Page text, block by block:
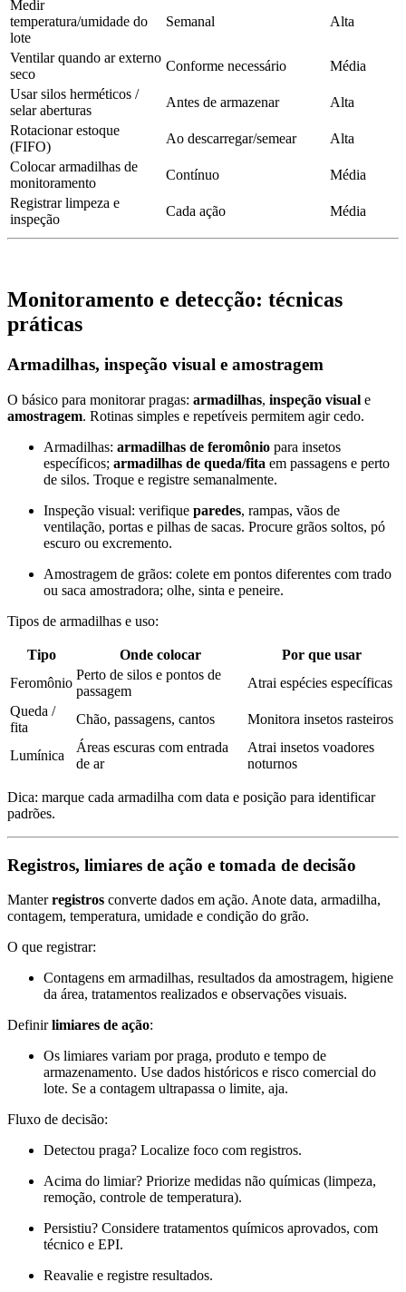
Medir
temperatura/umidade do
lote
Semanal Alta
Ventilar quando ar externo
seco
Conforme necessário
Média
Usar silos herméticos /
selar aberturas
Antes de armazenar
Alta
Rotacionar estoque
(FIFO)
Ao descarregar/semear
Alta
Colocar armadilhas de
monitoramento
Contínuo
Média
Registrar limpeza e
inspeção
Cada ação Média
Monitoramento e detecção: técnicas
práticas
Armadilhas, inspeção visual e amostragem
O básico para monitorar pragas: armadilhas, inspeção visual e
amostragem. Rotinas simples e repetíveis permitem agir cedo.
Armadilhas: armadilhas de feromônio para insetos
específicos; armadilhas de queda/fita em passagens e perto
de silos. Troque e registre semanalmente.
Inspeção visual: verifique paredes, rampas, vãos de
ventilação, portas e pilhas de sacas. Procure grãos soltos, pó
escuro ou excremento.
Amostragem de grãos: colete em pontos diferentes com trado
ou saca amostradora; olhe, sinta e peneire.
Tipos de armadilhas e uso:
Tipo Onde colocar
Por que usar
Feromônio
Perto de silos e pontos de
passagem
Atrai espécies específicas
Queda /
fita
Chão, passagens, cantos Monitora insetos rasteiros
Lumínica
Áreas escuras com entrada
de ar
Atrai insetos voadores
noturnos
Dica: marque cada armadilha com data e posição para identificar
padrões.
Registros, limiares de ação e tomada de decisão
Manterregistros converte dados em ação. Anote data, armadilha,
contagem, temperatura, umidade e condição do grão.
O que registrar:
Contagens em armadilhas, resultados da amostragem, higiene
da área, tratamentos realizados e observações visuais.
Definirlimiares de ação:
Os limiares variam por praga, produto e tempo de
armazenamento. Use dados históricos e risco comercial do
lote. Se a contagem ultrapassa o limite, aja.
Fluxo de decisão:
Detectou praga? Localize foco com registros.
Acima do limiar? Priorize medidas não químicas (limpeza,
remoção, controle de temperatura).
Persistiu? Considere tratamentos químicos aprovados, com
técnico e EPI.
Reavalie e registre resultados.